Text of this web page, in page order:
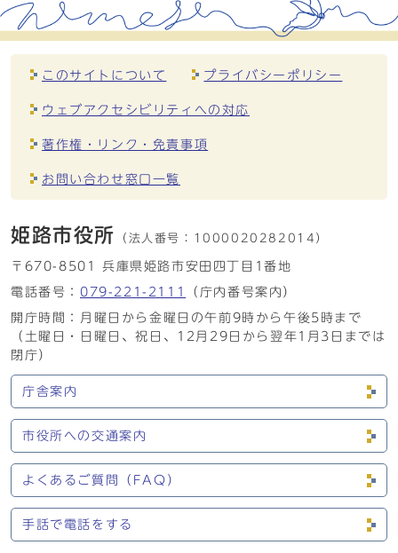
このサイトについて プライバシーポリシー
ウェブアクセシビリティへの対応
著作権・リンク・免責事項
お問い合わせ窓口一覧
姫路市役所 （法人番号： 1000020282014）
〒670-8501 兵庫県姫路市安田四丁目1番地
電話番号： 079-221-2111
（庁内番号案内）
開庁時間：月曜日から金曜日の午前9時から午後5時まで
（土曜日・日曜日、祝日、12月29日から翌年1月3日までは
閉庁）
庁舎案内
市役所への交通案内
よくあるご質問（FAQ）
手話で電話をする